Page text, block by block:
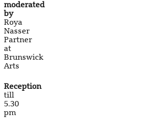
moderated
by
Roya
Nasser
Partner
at
Brunswick
Arts
Reception
till
5.30
pm